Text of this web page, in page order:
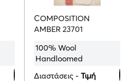
COMPOSITION
AMBER 23701
100% Wool
Handloomed
Διαστάσεις -Τιμή